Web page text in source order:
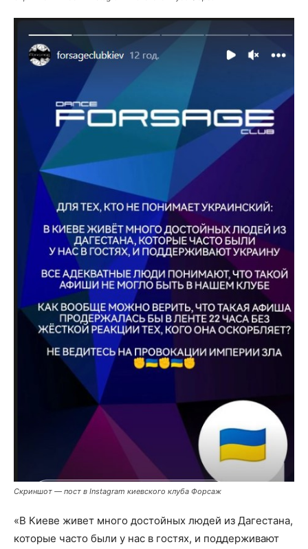
Скриншот — пост в Instagram киевского клуба Форсаж
«В Киеве живет много достойных людей из Дагестана,
которые часто были у нас в гостях, и поддерживают